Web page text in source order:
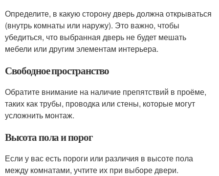
Определите, в какую сторону дверь должна открываться
(внутрь комнаты или наружу). Это важно, чтобы
убедиться, что выбранная дверь не будет мешать
мебели или другим элементам интерьера.
Свободное пространство
Обратите внимание на наличие препятствий в проёме,
таких как трубы, проводка или стены, которые могут
усложнить монтаж.
Высота пола и порог
Если у вас есть пороги или различия в высоте пола
между комнатами, учтите их при выборе двери.